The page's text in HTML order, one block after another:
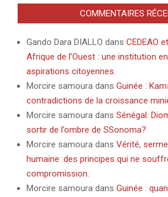
COMMENTAIRES
Gando Dara DIALLO dans CEDEAO
Afrique de l’Ouest : une institution
aspirations citoyennes.
Morcire samoura dans Guinée :
contradictions de la croissance
Morcire samoura dans Sénégal:
sortir de l’ombre de SSonoma?
Morcire samoura dans Vérité,
humaine :des principes qui ne
compromission.
Morcire samoura dans Guinée :